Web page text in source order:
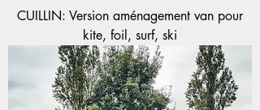
CUILLIN: Version aménagement van pour
kite, foil, surf, ski